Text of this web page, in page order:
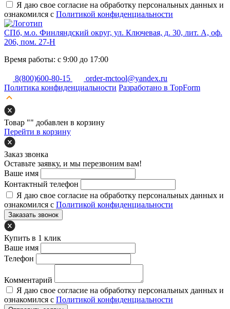
Я даю свое согласие на обработку персональных данных и
ознакомился с Политикой конфиденциальности
СПб, м.о. Финляндский округ, ул. Ключевая, д. 30, лит. А, оф.
206, пом. 27-Н
Время работы: с 9:00 до 17:00
8(800)600-80-15
order-mctool@yandex.ru
Политика конфиденциальности Разработано в TopForm
Товар "" добавлен в корзину
Перейти в корзину
Заказ звонка
Оставьте заявку, и мы перезвоним вам!
Ваше имя
Контактный телефон
Я даю свое согласие на обработку персональных данных и
ознакомился с Политикой конфиденциальности
Заказать звонок
Купить в 1 клик
Ваше имя
Телефон
Комментарий
Я даю свое согласие на обработку персональных данных и
ознакомился с Политикой конфиденциальности